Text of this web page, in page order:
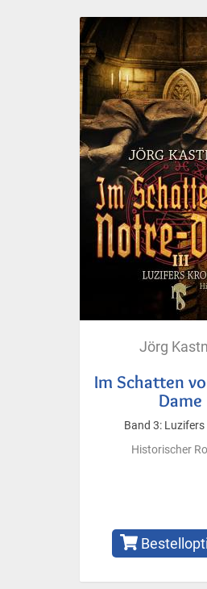
Jörg
Im Schatten
Dame
Band 3:
Historischer